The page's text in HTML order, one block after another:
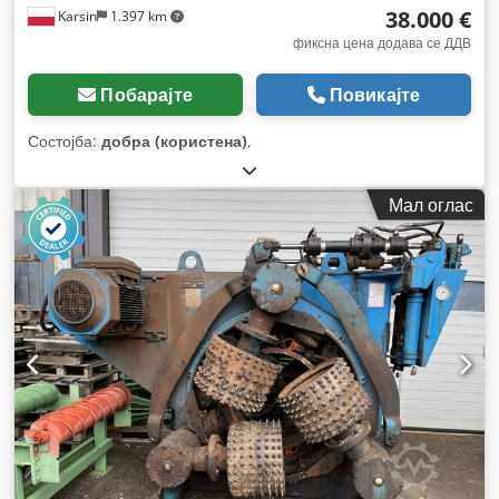
Karsin 1.397 km 38.000 €
фиксна цена додава се ДДВ
Побарајте Повикајте
Состојба: добра (користена),
Мал оглас